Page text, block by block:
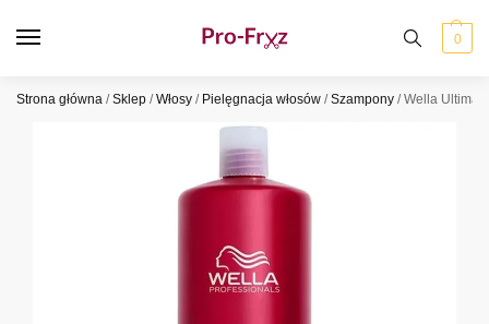
0
Strona główna /Sklep /Włosy / Pielęgnacja włosów /Szampony /Wella